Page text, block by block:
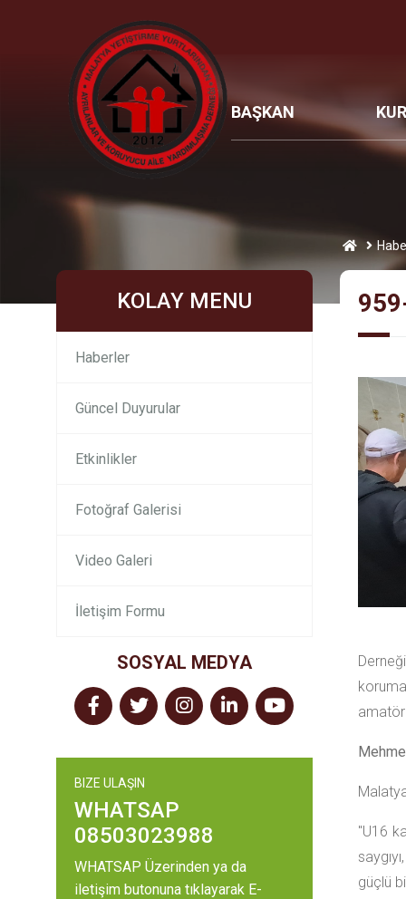
BAŞKAN
KOLAY MENU
Haberler
Güncel Duyurular
Etkinlikler
Fotoğraf Galerisi
Video Galeri
İletişim Formu
SOSYAL MEDYA
BIZE ULAŞIN
WHATSAP
08503023988
WHATSAP Üzerinden ya da
iletişim butonuna tıklayarak E-
"U16
güçlü